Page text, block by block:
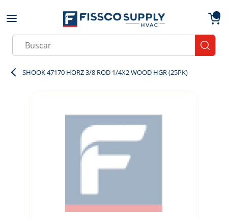
Skip to main content
Site Search
SHOOK 47170 HORZ 3/8 ROD 1/4X2 WOOD HGR (25PK)